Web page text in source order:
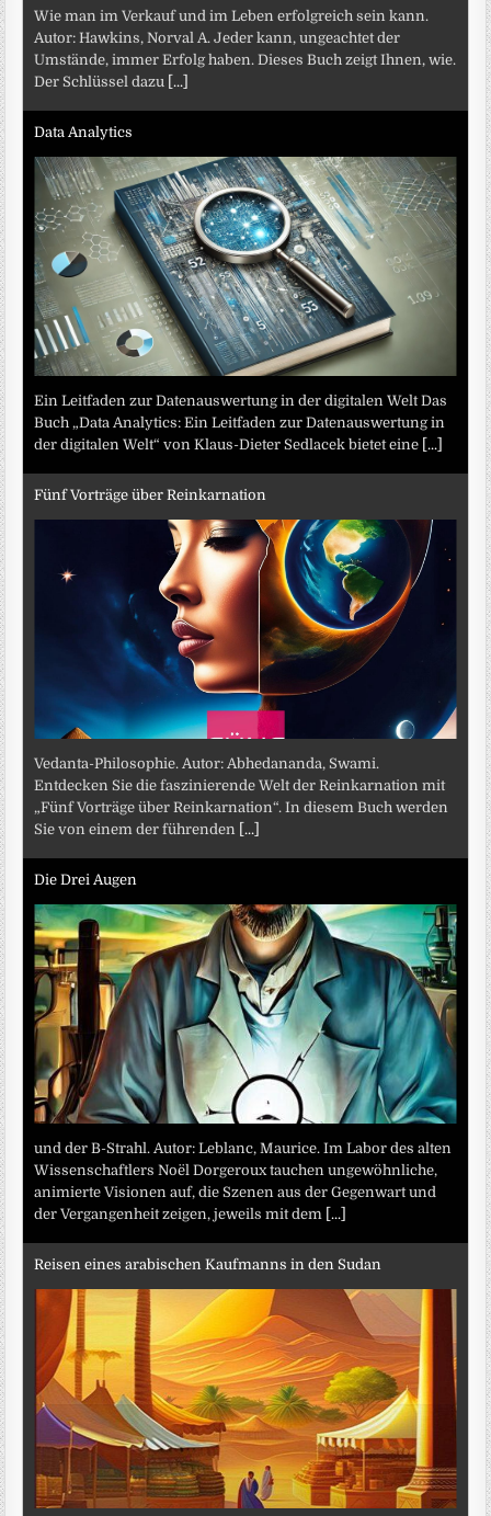
Wie man im Verkauf und im Leben erfolgreich sein kann.
Autor: Hawkins, Norval A. Jeder kann, ungeachtet der
Umstände, immer Erfolg haben. Dieses Buch zeigt Ihnen, wie.
Der Schlüssel dazu
[...]
Data Analytics
Ein Leitfaden zur Datenauswertung in der digitalen Welt Das
Buch „Data Analytics: Ein Leitfaden zur Datenauswertung in
der digitalen Welt“ von Klaus-Dieter Sedlacek bietet eine [...]
Fünf Vorträge über Reinkarnation
Vedanta-Philosophie. Autor: Abhedananda, Swami.
Entdecken Sie die faszinierende Welt der Reinkarnation mit
„Fünf Vorträge über Reinkarnation“. In diesem Buch werden
Sie von einem der führenden
[...]
Die Drei Augen
und der B-Strahl. Autor: Leblanc, Maurice. Im Labor des alten
Wissenschaftlers Noël Dorgeroux tauchen ungewöhnliche,
animierte Visionen auf, die Szenen aus der Gegenwart und
der Vergangenheit zeigen, jeweils mit dem
[...]
Reisen eines arabischen Kaufmanns in den Sudan